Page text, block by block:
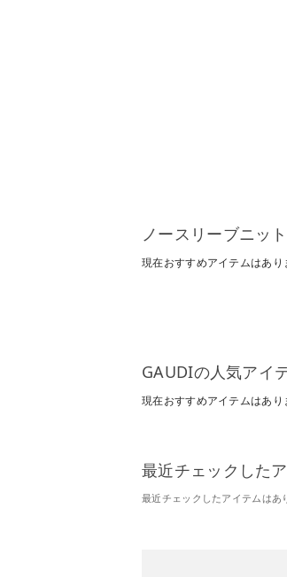
ノースリーブニッ
現在おすすめアイテムはあり
GAUDIの人気アイ
現在おすすめアイテムはあり
最近チェックした
最近チェックしたアイテムはあ